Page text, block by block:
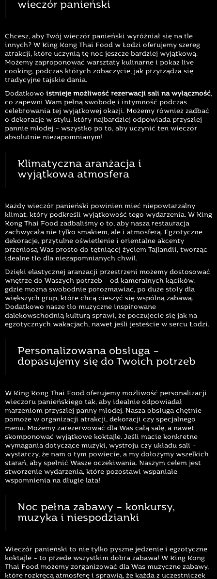
wieczór panieński
Chcesz, aby Twój wieczór panieński wyróżniał się na tle
innych? W King Kong Thai Food w Łodzi oferujemy szereg
atrakcji, które uczynią tę noc jeszcze bardziej wyjątkową.
Możemy zaproponować warsztaty kulinarne i pokaz live
cooking, podczas których zobaczycie, jak przyrządza się
tradycyjne tajskie dania.
Dodatkowo istnieje możliwość rezerwacji sali na wyłączność,
co zapewni Wam pełną swobodę i intymność podczas
celebrowania tej wyjątkowej okazji. Możemy również zadbać
o dekoracje w stylu, który najbardziej odpowiada przyszłej
pannie młodej – wszystko po to, aby uczynić ten wieczór
absolutnie niezapomnianym!
Klimatyczna aranżacja i
wyjątkowa atmosfera
Każdy wieczór panieński powinien mieć niepowtarzalny
klimat, który podkreśli wyjątkowość tego wydarzenia. W King
Kong Thai Food zadbaliśmy o to, aby nasza restauracja
zachwycała nie tylko smakiem, ale i atmosferą. Egzotyczne
dekoracje, przytulne oświetlenie i orientalne akcenty
przeniosą Was prosto do tętniącej życiem Tajlandii, tworząc
idealne tło dla niezapomnianych chwil.
Dzięki elastycznej aranżacji przestrzeni możemy dostosować
wnętrze do Waszych potrzeb – od kameralnych kącików,
gdzie można swobodnie porozmawiać, po duże stoły dla
większych grup, które chcą cieszyć się wspólną zabawą.
Dodatkowo nasze tło muzyczne inspirowane
dalekowschodnią kulturą sprawi, że poczujecie się jak na
egzotycznych wakacjach, nawet jeśli jesteście w sercu Łodzi.
Personalizowana obsługa –
dopasujemy się do Twoich potrzeb
W King Kong Thai Food oferujemy możliwość personalizacji
wieczoru panieńskiego tak, aby idealnie odpowiadał
marzeniom przyszłej panny młodej. Nasza obsługa chętnie
pomoże w organizacji atrakcji, dekoracji czy specjalnego
menu. Możemy zarezerwować dla Was całą salę, a nawet
skomponować wyjątkowe koktajle. Jeśli macie konkretne
wymagania dotyczące muzyki, wystroju czy układu sali –
wystarczy, że nam o tym powiecie, a my dołożymy wszelkich
starań, aby spełnić Wasze oczekiwania. Naszym celem jest
stworzenie wydarzenia, które pozostawi wspaniałe
wspomnienia na długie lata!
Noc pełna zabawy – konkursy,
muzyka i niespodzianki
Wieczór panieński to nie tylko pyszne jedzenie i egzotyczne
koktajle – to przede wszystkim dobra zabawa! W King Kong
Thai Food możemy zorganizować dla Was muzyczne zabawy,
które rozkręcą atmosferę i sprawią, że każda z uczestniczek